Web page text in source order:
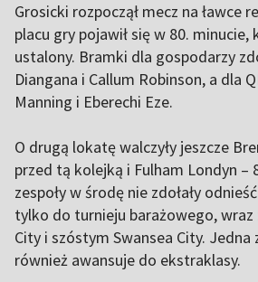
Grosicki rozpoczął mecz na ławce
placu gry pojawił się w 80. minucie,
ustalony. Bramki dla gospodarzy
Diangana i Callum Robinson, a dla
Manning i Eberechi Eze.
O drugą lokatę walczyły jeszcze
przed tą kolejką i Fulham Londyn –
zespoły w środę nie zdołały
tylko do turnieju barażowego,
City i szóstym Swansea City.
również awansuje do ekstraklasy.